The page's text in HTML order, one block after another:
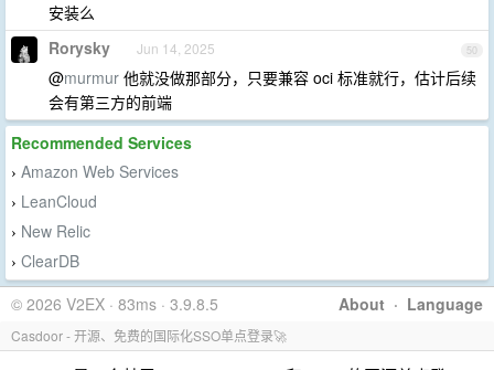
安装么
50
Rorysky Jun 14, 2025
@murmur 他就没做那部分，只要兼容 oci 标准就行，估计后续
会有第三方的前端
Recommended Services
› Amazon Web Services
› LeanCloud
› New Relic
› ClearDB
About · Language
© 2026 V2EX · 83ms · 3.9.8.5
Casdoor - 开源、免费的国际化SSO单点登录🚀